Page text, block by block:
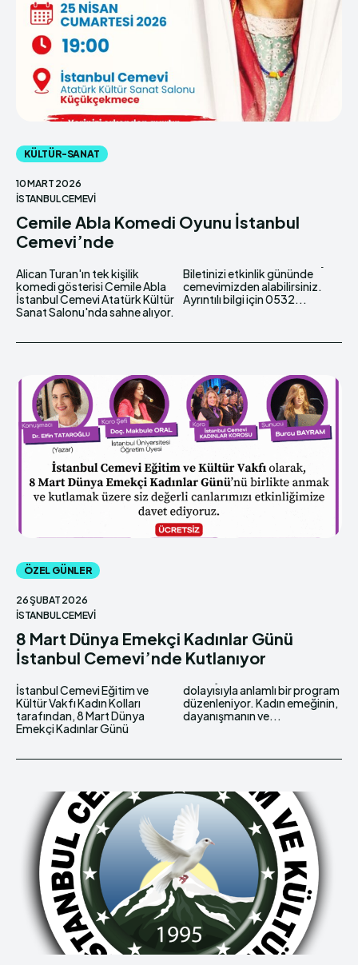
KÜLTÜR-SANAT
10 MART 2026
İSTANBUL CEMEVI
Cemile Abla Komedi Oyunu İstanbul
Cemevi’nde
Alican Turan'ın tek kişilik
komedi gösterisi Cemile Abla
İstanbul Cemevi Atatürk Kültür
Sanat Salonu'nda sahne alıyor.
Biletinizi etkinlik gününde
cemevimizden alabilirsiniz.
Ayrıntılı bilgi için 0532...
ÖZEL GÜNLER
26 ŞUBAT 2026
İSTANBUL CEMEVI
8 Mart Dünya Emekçi Kadınlar Günü
İstanbul Cemevi’nde Kutlanıyor
İstanbul Cemevi Eğitim ve
Kültür Vakfı Kadın Kolları
tarafından, 8 Mart Dünya
Emekçi Kadınlar Günü
dolayısıyla anlamlı bir program
düzenleniyor. Kadın emeğinin,
dayanışmanın ve...